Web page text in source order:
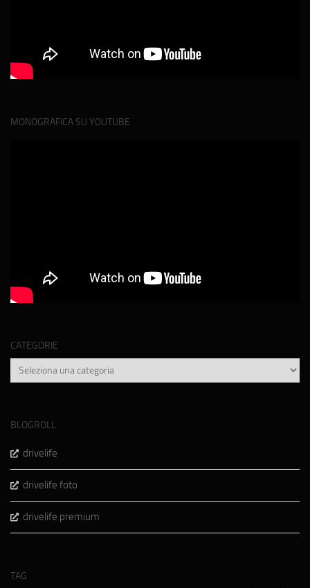
MONOGRAFICA SU YOUTUBE
CATEGORIE
Categorie
BLOGROLL
drivelife
drivelife foto
drivelife premium
TAG